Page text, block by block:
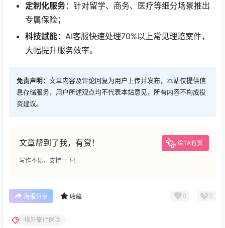
定制化服务：针对留学、商务、医疗等细分场景推出
专属保险；
科技赋能：AI客服快速处理70%以上常见理赔案件，
大幅提升服务效率。
免责声明： 文章内容及评论回复为用户上传并发布，本站仅提供信
息存储服务，用户所述观点均不代表本站意见，所有内容不构成投
资建议。
文章帮到了我，有赏！ 给TA有赏
写作不易，支持一下！
海报分享 收藏 0 0
境外旅行保险